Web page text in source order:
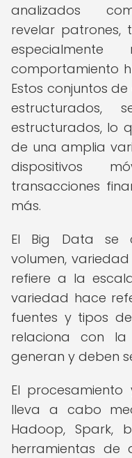
analizados
revelar patrones,
comportamiento
Estos conjuntos
estructurados,
estructurados, lo
de una amplia
dispositivos
transacciones
más.
El Big Data se
volumen,
refiere a la
variedad hace
fuentes y tipos
relaciona con
generan y deben
El
lleva a cabo
Hadoop, Spark,
herramientas de